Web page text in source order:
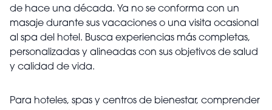
de hace una década. Ya no se conforma con un
masaje durante sus vacaciones o una visita ocasional
al spa del hotel. Busca experiencias más completas,
personalizadas y alineadas con sus objetivos de salud
y calidad de vida.
Para hoteles, spas y centros de bienestar, comprender